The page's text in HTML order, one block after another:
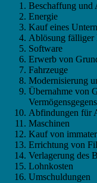
Beschaffung und
Energie
Kauf eines
Ablösung fälliger
Software
Erwerb von
Fahrzeuge
Modernisierung
Übernahme von
Abfindungen für
Maschinen
Kauf von
Errichtung von
Verlagerung des
Lohnkosten
Umschuldungen